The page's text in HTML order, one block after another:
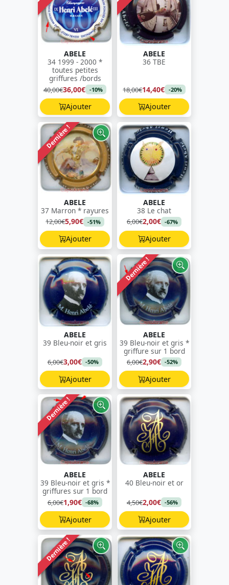
ABELE
34 1999 - 2000 *
toutes petites
griffures /bords
40,00€36,00€ -10%
Ajouter
ABELE
36 TBE
18,00€14,40€ -20%
Ajouter
Dernière !
ABELE
37 Marron * rayures
12,00€5,90€ -51%
Ajouter
ABELE
38 Le chat
6,00€2,00€ -67%
Ajouter
ABELE
39 Bleu-noir et gris
6,00€3,00€ -50%
Ajouter
Dernière !
ABELE
39 Bleu-noir et gris *
griffure sur 1 bord
6,00€2,90€ -52%
Ajouter
Dernière !
ABELE
39 Bleu-noir et gris *
griffures sur 1 bord
6,00€1,90€ -68%
Ajouter
ABELE
40 Bleu-noir et or
4,50€2,00€ -56%
Ajouter
Dernière !